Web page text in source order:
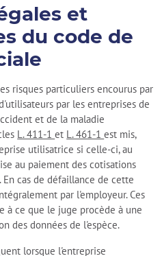
et
du code de
risques particuliers encourus par
par les entreprises de
et de la maladie
L. 411-1et L. 461-1est mis,
utilisatrice si celle-ci, au
au paiement des cotisations
. En cas de défaillance de cette
par l'employeur. Ces
à ce que le juge procède à une
des données de l'espèce.
lorsque l'entreprise